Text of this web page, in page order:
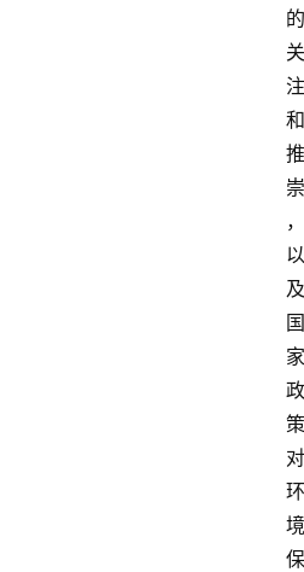
的
关
注
和
推
崇
，
以
及
国
家
政
策
对
环
境
保